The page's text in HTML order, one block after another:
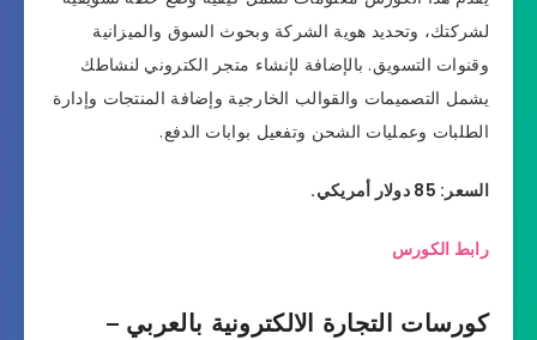
لشركتك، وتحديد هوية الشركة وبحوث السوق والميزانية
وقنوات التسويق. بالإضافة لإنشاء متجر الكتروني لنشاطك
يشمل التصميمات والقوالب الخارجية وإضافة المنتجات وإدارة
الطلبات وعمليات الشحن وتفعيل بوابات الدفع.
السعر: 85 دولار أمريكي.
رابط الكورس
كورسات التجارة الالكترونية بالعربي –